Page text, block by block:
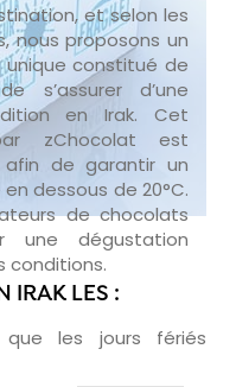
et selon les
nous proposons un
constitué de
s’assurer d’une
en Irak. Cet
zChocolat est
de garantir un
dessous de 20°C.
de chocolats
une dégustation
conditions.
IRAK LES :
que les jours fériés